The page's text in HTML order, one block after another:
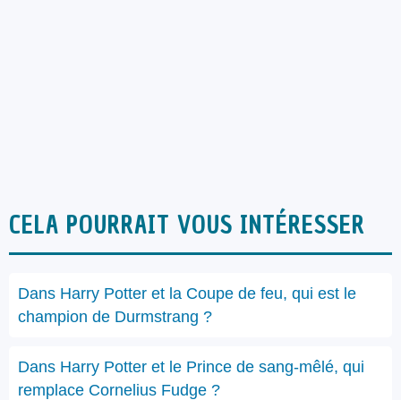
CELA POURRAIT VOUS INTÉRESSER
Dans Harry Potter et la Coupe de feu, qui est le
champion de Durmstrang ?
Dans Harry Potter et le Prince de sang-mêlé, qui
remplace Cornelius Fudge ?